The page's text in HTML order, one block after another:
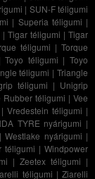
| SUN-F téligumi
| Superia téligumi |
| Tigar téligumi |Tigar
téligumi |Torque
|Toyo téligumi |Toyo
téligumi |Triangle
téligumi | Unigrip
Rubber téligumi |Vee
|Vredestein téligumi |
TYRE nyárigumi |
|Westlake nyárigumi |
téligumi | Windpower
|Zeetex téligumi |
téligumi | Ziarelli